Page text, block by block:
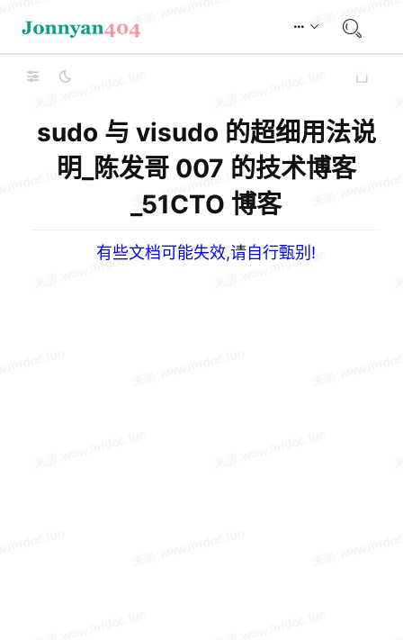
sudo 与 visudo 的超细用法说
明_陈发哥 007 的技术博客
_51CTO 博客
有些文档可能失效,请自行甄别!